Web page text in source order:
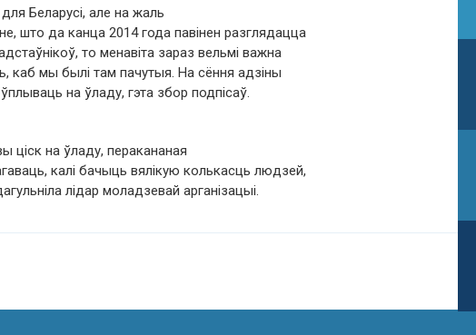
Беларусі, але на жаль
што да канца 2014 года павінен разглядацца
то менавіта зараз вельмі важна
каб мы былі там пачутыя. На сёння адзіны
на ўладу, гэта збор подпісаў.
ціск на ўладу, перакананая
калі бачыць вялікую колькасць людзей,
лідар моладзевай арганізацыі.